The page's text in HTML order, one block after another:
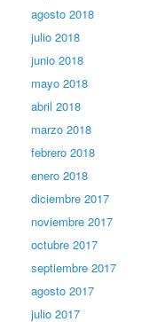
agosto 2018
julio 2018
junio 2018
mayo 2018
abril 2018
marzo 2018
febrero 2018
enero 2018
diciembre 2017
noviembre 2017
octubre 2017
septiembre 2017
agosto 2017
julio 2017